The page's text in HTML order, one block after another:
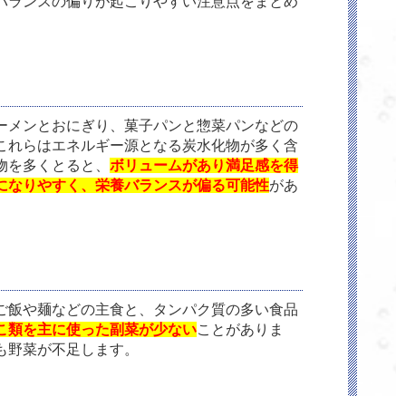
ンとおにぎり、菓子パンと惣菜パンなどの
らはエネルギー源となる炭水化物が多く含
多くとると、 ボリュームがあり満足感を得
なりやすく、栄養バランスが偏る可能性があ
や麺などの主食と、タンパク質の多い食品
類を主に使った副菜が少ないことがありま
菜が不足します。